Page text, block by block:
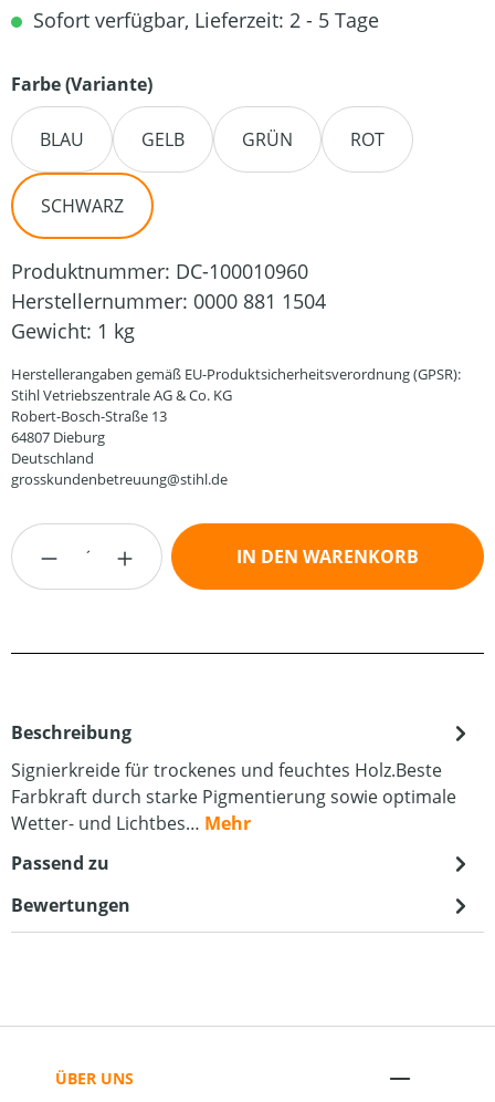
Sofort verfügbar, Lieferzeit: 2 - 5 Tage
Farbe (Variante)auswählen
BLAU GELB GRÜN ROT
SCHWARZ
Produktnummer: DC-100010960
Herstellernummer: 0000 881 1504
Gewicht: 1 kg
Herstellerangaben gemäß EU-Produktsicherheitsverordnung (GPSR):
Stihl Vetriebszentrale AG & Co. KG
Robert-Bosch-Straße 13
64807 Dieburg
Deutschland
grosskundenbetreuung@stihl.de
Produkt Anzahl: Gib den gewünschten
IN DEN WARENKORB
Beschreibung
Signierkreide für trockenes und feuchtes Holz.Beste
Farbkraft durch starke Pigmentierung sowie optimale
Wetter- und Lichtbes… Mehr
Passend zu
Bewertungen
ÜBER UNS